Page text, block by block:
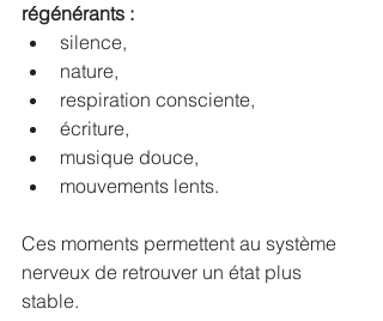
régénérants :
silence,
nature,
respiration consciente,
écriture,
musique douce,
mouvements lents.
Ces moments permettent au système
nerveux de retrouver un état plus
stable.